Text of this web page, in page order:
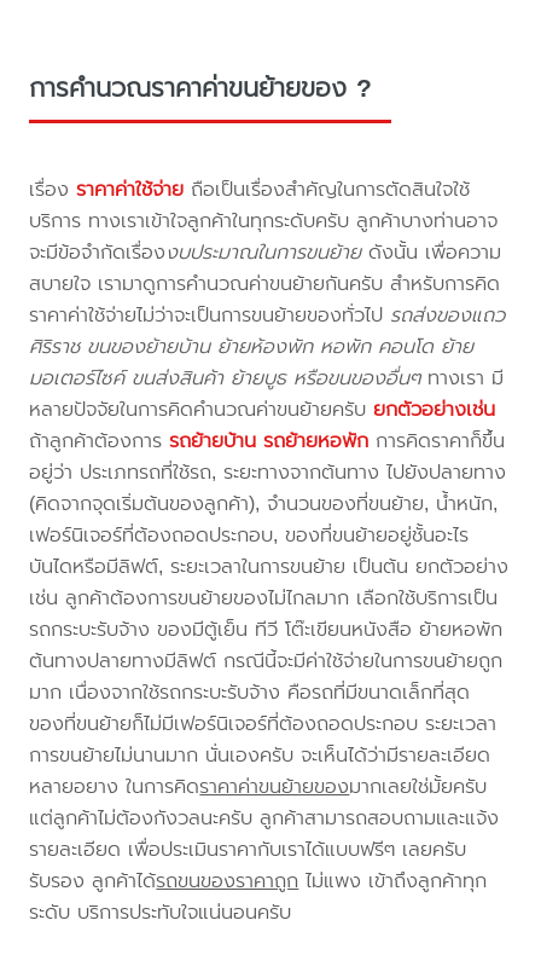
การคำนวณราคาค่าขนย้ายของ ?
เรื่องราคาค่าใช้จ่าย ถือเป็นเรื่องสำคัญในการตัดสินใจใช้
บริการ ทางเราเข้าใจลูกค้าในทุกระดับครับ ลูกค้าบางท่านอาจ
จะมีข้อจำกัดเรื่องงบประมาณในการขนย้ายดังนั้น เพื่อความ
สบายใจ เรามาดูการคำนวณค่าขนย้ายกันครับ สำหรับการคิด
ราคาค่าใช้จ่ายไม่ว่าจะเป็นการขนย้ายของทั่วไป รถส่งของแถว
ศิริราช ขนของย้ายบ้าน ย้ายห้องพัก หอพัก คอนโด ย้าย
มอเตอร์ไซค์ ขนส่งสินค้า ย้ายบูธ หรือขนของอื่นๆทางเรา มี
หลายปัจจัยในการคิดคำนวณค่าขนย้ายครับยกตัวอย่างเช่น
ถ้าลูกค้าต้องการรถย้ายบ้าน รถย้ายหอพัก การคิดราคาก็ขึ้น
อยู่ว่า ประเภทรถที่ใช้รถ, ระยะทางจากต้นทาง ไปยังปลายทาง
(คิดจากจุดเริ่มต้นของลูกค้า), จำนวนของที่ขนย้าย, น้ำหนัก,
เฟอร์นิเจอร์ที่ต้องถอดประกอบ, ของที่ขนย้ายอยู่ชั้นอะไร
บันไดหรือมีลิฟต์, ระยะเวลาในการขนย้าย เป็นต้น ยกตัวอย่าง
เช่น ลูกค้าต้องการขนย้ายของไม่ไกลมาก เลือกใช้บริการเป็น
รถกระบะรับจ้าง ของมีตู้เย็น ทีวี โต๊ะเขียนหนังสือ ย้ายหอพัก
ต้นทางปลายทางมีลิฟต์ กรณีนี้จะมีค่าใช้จ่ายในการขนย้ายถูก
มาก เนื่องจากใช้รถกระบะรับจ้าง คือรถที่มีขนาดเล็กที่สุด
ของที่ขนย้ายก็ไม่มีเฟอร์นิเจอร์ที่ต้องถอดประกอบ ระยะเวลา
การขนย้ายไม่นานมาก นั่นเองครับ จะเห็นได้ว่ามีรายละเอียด
หลายอยาง ในการคิดราคาค่าขนย้ายของมากเลยใช่มั้ยครับ
แต่ลูกค้าไม่ต้องกังวลนะครับ ลูกค้าสามารถสอบถามและแจ้ง
รายละเอียด เพื่อประเมินราคากับเราได้แบบฟรีๆ เลยครับ
รับรอง ลูกค้าได้รถขนของราคาถูกไม่แพง เข้าถึงลูกค้าทุก
ระดับ บริการประทับใจแน่นอนครับ